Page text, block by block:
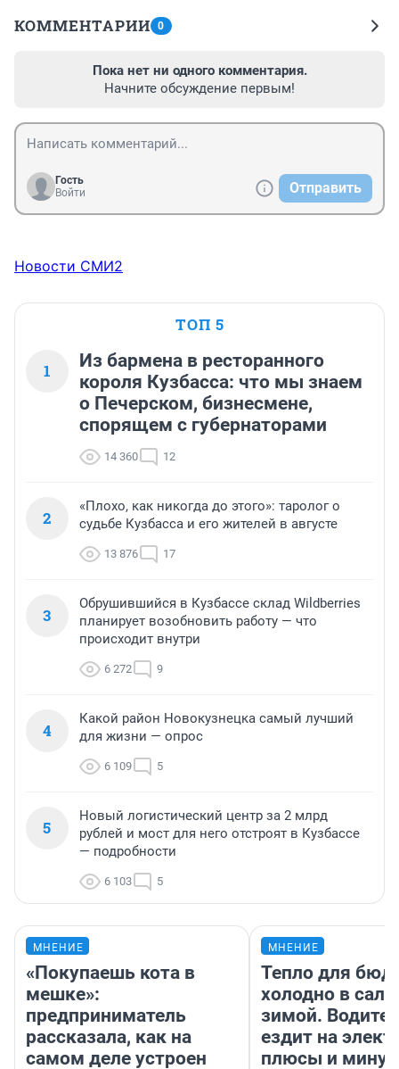
КОММЕНТАРИИ 0
Пока нет ни одного комментария.
Начните обсуждение первым!
Гость
Войти
Отправить
Новости СМИ2
ТОП 5
1
Из бармена в ресторанного
короля Кузбасса: что мы знаем
о Печерском, бизнесмене,
спорящем с губернаторами
14 360 12
2
«Плохо, как никогда до этого»: таролог о
судьбе Кузбасса и его жителей в августе
13 876 17
3
Обрушившийся в Кузбассе склад Wildberries
планирует возобновить работу — что
происходит внутри
6 272 9
4
Какой район Новокузнецка самый лучший
для жизни — опрос
6 109 5
5
Новый логистический центр за 2 млрд
рублей и мост для него отстроят в Кузбассе
— подробности
6 103 5
МНЕНИЕ
«Покупаешь кота в
мешке»:
предприниматель
рассказала, как на
самом деле устроен
МНЕНИЕ
Тепло для
холодно в
зимой.
ездит на
плюсы и